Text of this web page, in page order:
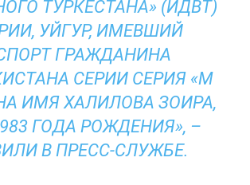
ТУРКЕСТАНА» (ИДВТ)
УЙГУР, ИМЕВШИЙ
ГРАЖДАНИНА
СЕРИИ СЕРИЯ «М
НА ИМЯ ХАЛИЛОВА ЗОИРА,
ГОДА РОЖДЕНИЯ», –
В ПРЕСС-СЛУЖБЕ.